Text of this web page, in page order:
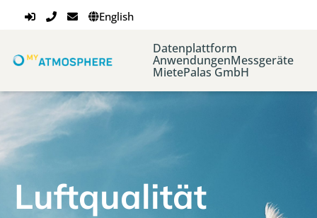
English
Datenplattform
AnwendungenMessgeräte
MietePalas GmbH
Luftqualität